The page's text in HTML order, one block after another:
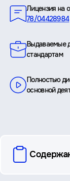
Лицензия на
78/04428984
Выдаваемые
стандартам
Полностью
основной
вопросы